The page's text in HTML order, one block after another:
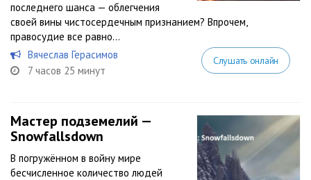
последнего шанса — облегчения
своей вины чистосердечным признанием? Впрочем,
правосудие все равно...
Вячеслав Герасимов
7 часов 25 минут
Слушать онлайн
Мастер подземелий —
Snowfallsdown
В погружённом в войну мире
бесчисленное количество людей